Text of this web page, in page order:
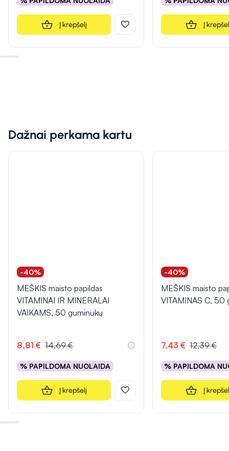
Į krepšelį Į
Dažnai perkama kartu
-40%
MEŠKIS maisto papildas
VITAMINAI IR MINERALAI
VAIKAMS, 50 guminukų
8,81 € 14,69 €
% PAPILDOMA NUOLAIDA
Į krepšelį
-40%
MEŠKIS maisto
VITAMINAS C, 50
7,43 € 12,39 €
% PAPILDOMA
Į